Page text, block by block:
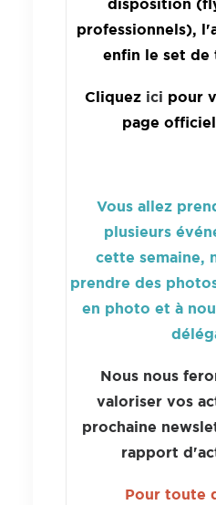
professionnels),
enfin le set de
Cliquez ici pour
page
Vous allez
plusieurs
cette semaine,
prendre des
en photo et à
Nous nous
valoriser vos
prochaine
rapport
Pour toute